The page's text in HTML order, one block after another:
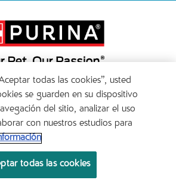
ADULTOS PESCADO
Catchow
by Société des Produits Nestlé S.A., Vevey, Switzerland
or are used with permission.
cookies Términos de privacidad
todas las cookies”, usted
se guarden en su dispositivo
del sitio, analizar el uso
con nuestros estudios para
todas las cookies